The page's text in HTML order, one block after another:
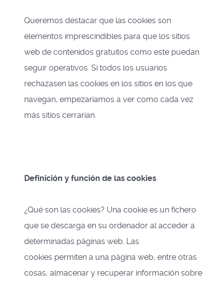
Queremos destacar que las cookies son
elementos imprescindibles para que los sitios
web de contenidos gratuitos como este puedan
seguir operativos. Si todos los usuarios
rechazasen las cookies en los sitios en los que
navegan, empezaríamos a ver como cada vez
más sitios cerrarían.
Definición y función de las cookies
¿Qué son las cookies? Una cookie es un fichero
que se descarga en su ordenador al acceder a
determinadas páginas web. Las
cookies permiten a una página web, entre otras
cosas, almacenar y recuperar información sobre